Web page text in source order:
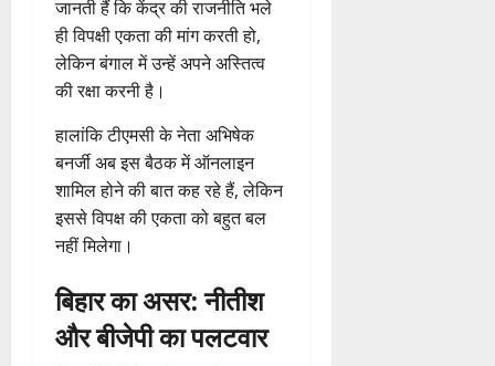
जानती हैं कि केंद्र की राजनीति भले
ही विपक्षी एकता की मांग करती हो,
लेकिन बंगाल में उन्हें अपने अस्तित्व
की रक्षा करनी है।
हालांकि टीएमसी के नेता अभिषेक
बनर्जी अब इस बैठक में ऑनलाइन
शामिल होने की बात कह रहे हैं, लेकिन
इससे विपक्ष की एकता को बहुत बल
नहीं मिलेगा।
बिहार का असर: नीतीश
और बीजेपी का पलटवार